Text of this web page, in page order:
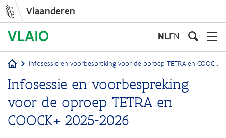
inhoud
gaan
Vlaanderen
NLEN
Kruimelpad
Infosessie en voorbespreking voor de oproep TETRA en COOCK+ 2025-2026
Infosessie en voorbespreking
voor de oproep TETRA en
COOCK+ 2025-2026